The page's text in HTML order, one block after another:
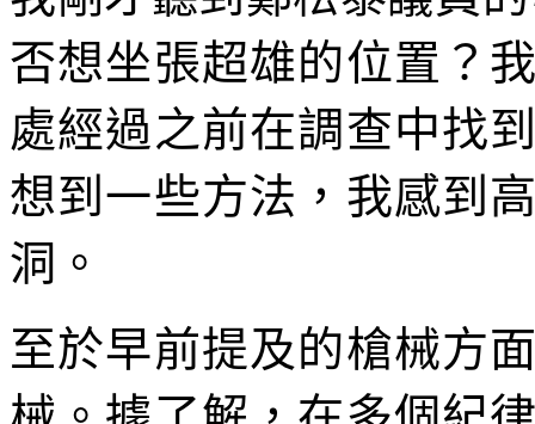
否想坐張超雄的位置？
處經過之前在調查中找
想到一些方法，我感到
洞。
至於早前提及的槍械方